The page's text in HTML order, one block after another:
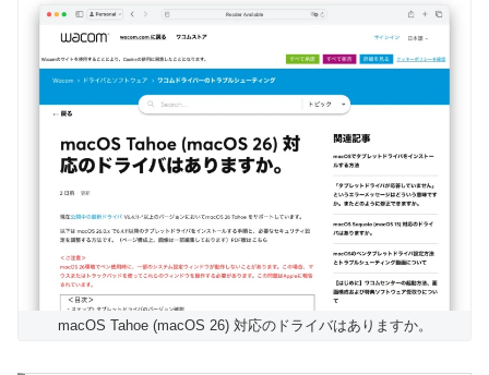
macOS Tahoe (macOS 26) 対応のドライバはありますか。